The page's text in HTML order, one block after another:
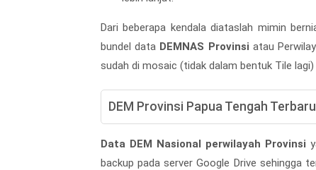
Dari beberapa kendala diataslah mimin
bundel data DEMNAS Provinsi atau
sudah di mosaic (tidak dalam bentuk Tile
DEM Provinsi Papua Tengah
Data DEM Nasional perwilayah Provinsi
backup pada server Google Drive sehingga